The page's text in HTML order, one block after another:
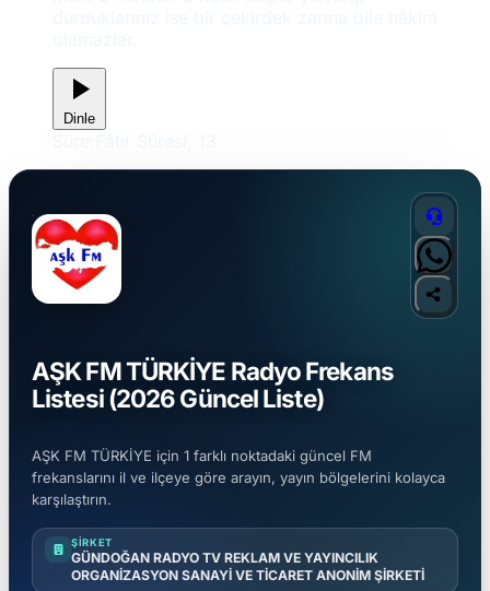
Dinle
AŞK FM TÜRKİYE Radyo Frekans
Listesi (2026 Güncel Liste)
AŞK FM TÜRKİYE için 1 farklı noktadaki güncel FM
frekanslarını il ve ilçeye göre arayın, yayın bölgelerini kolayca
karşılaştırın.
ŞIRKET
GÜNDOĞAN RADYO TV REKLAM VE YAYINCILIK
ORGANİZASYON SANAYİ VE TİCARET ANONİM ŞİRKETİ